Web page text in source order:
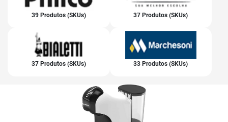
39 Produtos (SKUs) 37 Produtos (SKUs)
37 Produtos (SKUs) 33 Produtos (SKUs)